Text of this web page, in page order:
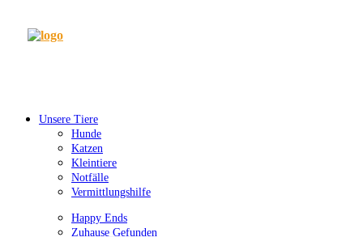
Unsere Tiere
Hunde
Katzen
Kleintiere
Notfälle
Vermittlungshilfe
Happy Ends
Zuhause Gefunden